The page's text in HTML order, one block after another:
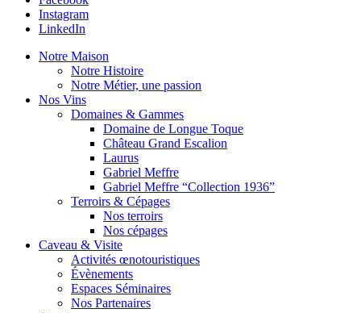
Instagram
LinkedIn
Notre Maison
Notre Histoire
Notre Métier, une passion
Nos Vins
Domaines & Gammes
Domaine de Longue Toque
Château Grand Escalion
Laurus
Gabriel Meffre
Gabriel Meffre “Collection 1936”
Terroirs & Cépages
Nos terroirs
Nos cépages
Caveau & Visite
Activités œnotouristiques
Évènements
Espaces Séminaires
Nos Partenaires